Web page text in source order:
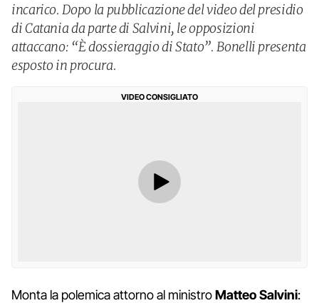
incarico. Dopo la pubblicazione del video del presidio
di Catania da parte di Salvini, le opposizioni
attaccano: “È dossieraggio di Stato”. Bonelli presenta
esposto in procura.
VIDEO CONSIGLIATO
Monta la polemica attorno al ministroMatteo Salvini: